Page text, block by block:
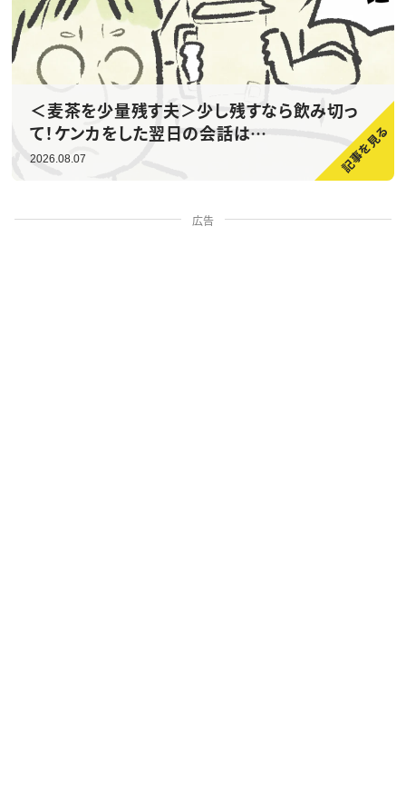
＜麦茶を少量残す夫＞少し残すなら飲み切っ
て！ケンカをした翌日の会話は…
2026.08.07
広告